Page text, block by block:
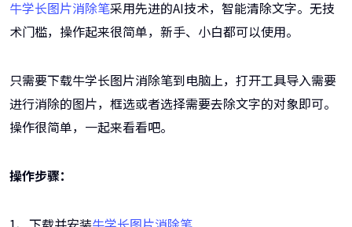
牛学长图片消除笔采用先进的AI技术，智能清除文字。无技
术门槛，操作起来很简单，新手、小白都可以使用。
只需要下载牛学长图片消除笔到电脑上，打开工具导入需要
进行消除的图片，框选或者选择需要去除文字的对象即可。
操作很简单，一起来看看吧。
操作步骤：